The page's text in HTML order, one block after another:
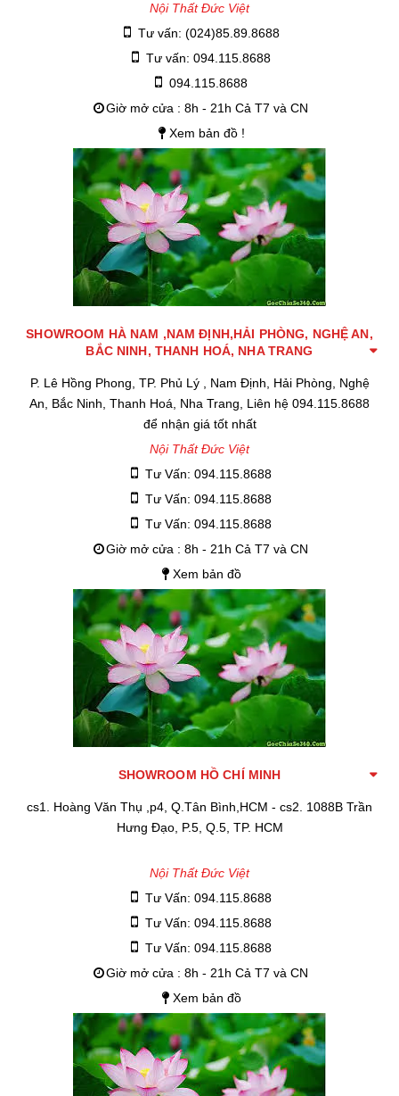
Nội Thất Đức Việt
Tư vấn: (024)85.89.8688
Tư vấn: 094.115.8688
094.115.8688
Giờ mở cửa : 8h - 21h Cả T7 và CN
Xem bản đồ !
SHOWROOM HÀ NAM ,NAM ĐỊNH,HẢI PHÒNG, NGHỆ AN,
BẮC NINH, THANH HOÁ, NHA TRANG
P. Lê Hồng Phong, TP. Phủ Lý , Nam Định, Hải Phòng, Nghệ
An, Bắc Ninh, Thanh Hoá, Nha Trang, Liên hệ 094.115.8688
để nhận giá tốt nhất
Nội Thất Đức Việt
Tư Vấn: 094.115.8688
Tư Vấn: 094.115.8688
Tư Vấn: 094.115.8688
Giờ mở cửa : 8h - 21h Cả T7 và CN
Xem bản đồ
SHOWROOM HỒ CHÍ MINH
cs1. Hoàng Văn Thụ ,p4, Q.Tân Bình,HCM - cs2. 1088B Trần
Hưng Đạo, P.5, Q.5, TP. HCM
Nội Thất Đức Việt
Tư Vấn: 094.115.8688
Tư Vấn: 094.115.8688
Tư Vấn: 094.115.8688
Giờ mở cửa : 8h - 21h Cả T7 và CN
Xem bản đồ